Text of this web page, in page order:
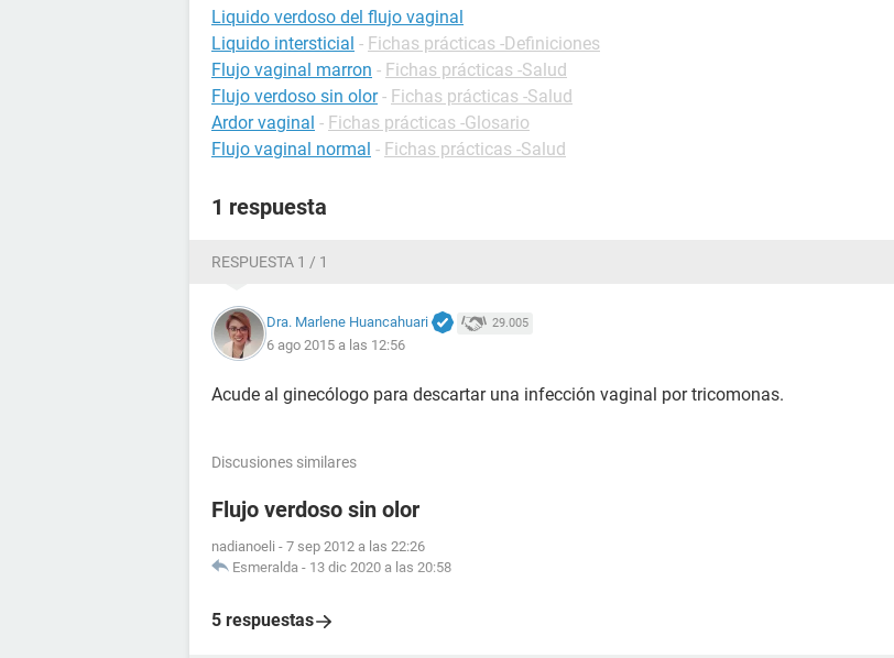
Liquido verdoso del flujo vaginal
Liquido intersticial - Fichas prácticas -Definiciones
Flujo vaginal marron - Fichas prácticas -Salud
Flujo verdoso sin olor - Fichas prácticas -Salud
Ardor vaginal - Fichas prácticas -Glosario
Flujo vaginal normal - Fichas prácticas -Salud
1 respuesta
RESPUESTA 1 / 1
Dra. Marlene Huancahuari 29.005
6 ago 2015 a las 12:56
Acude al ginecólogo para descartar una infección vaginal por tricomonas.
Discusiones similares
Flujo verdoso sin olor
nadianoeli - 7 sep 2012 a las 22:26
Esmeralda - 13 dic 2020 a las 20:58
5 respuestas